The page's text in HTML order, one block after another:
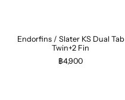
Endorfins / Slater KS Dual Tab
Twin+2 Fin
฿4,900